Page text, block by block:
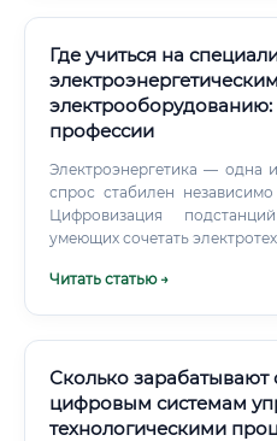
Где учиться на
профессии
Электроэнергетика — одна
спрос стабилен
Цифровизация
умеющих сочетать
Читать статью →
Сколько зарабатывают
цифровым системам
технологическими